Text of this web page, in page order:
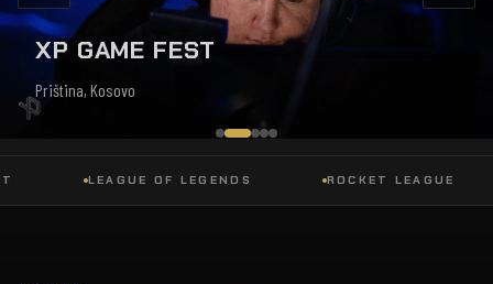
XP GAME FEST
Priština, Kosovo
LEAGUE OF LEGENDS ROCKET LEAGUE